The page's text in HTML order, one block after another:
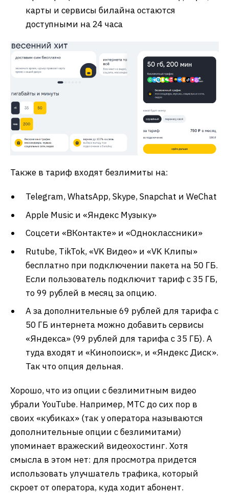
карты и сервисы билайна остаются
доступными на 24 часа
Также в тариф входят безлимиты на:
Telegram, WhatsApp, Skype, Snapchat и WeChat
Apple Music и «Яндекс Музыку»
Соцсети «ВКонтакте» и «Одноклассники»
Rutube, TikTok, «VK Видео» и «VK Клипы»
бесплатно при подключении пакета на 50 ГБ.
Если пользователь подключит тариф с 35 ГБ,
то 99 рублей в месяц за опцию.
А за дополнительные 69 рублей для тарифа с
50 ГБ интернета можно добавить сервисы
«Яндекса» (99 рублей для тарифа с 35 ГБ). А
туда входят и «Кинопоиск», и «Яндекс Диск».
Так что опция дельная.
Хорошо, что из опции с безлимитным видео
убрали YouTube. Например, МТС до сих пор в
своих «кубиках» (так у оператора называются
дополнительные опции с безлимитами)
упоминает вражеский видеохостинг. Хотя
смысла в этом нет: для просмотра придется
использовать улучшатель трафика, который
скроет от оператора, куда ходит абонент.